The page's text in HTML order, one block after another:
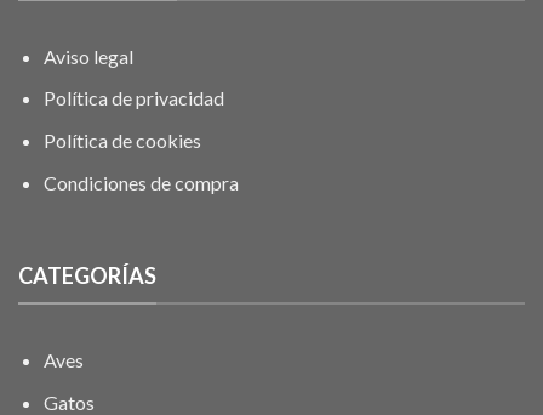
Aviso legal
Política de privacidad
Política de cookies
Condiciones de compra
CATEGORÍAS
Aves
Gatos